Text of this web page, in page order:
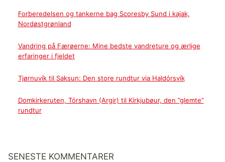
Forberedelsen og tankerne bag Scoresby Sund i kajak,
Nordøstgrønland
Vandring på Færøerne: Mine bedste vandreture og ærlige
erfaringer i fjeldet
Tjørnuvík til Saksun: Den store rundtur via Haldórsvík
Domkirkeruten, Tórshavn (Argir) til Kirkjubøur, den ”glemte”
rundtur
SENESTE KOMMENTARER